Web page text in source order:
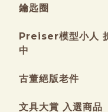
鑰匙圈
Preiser模型小人
中
古董絕版老件
文具大賞 入選商品